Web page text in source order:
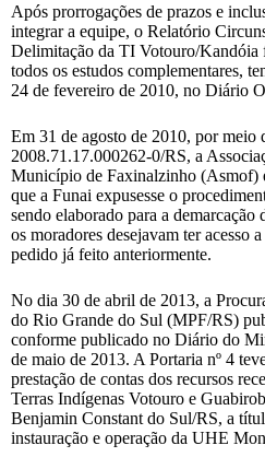
Após prorrogações de prazos e
integrar a equipe, o Relatório
Delimitação da TI Votouro/Kandóia
todos os estudos complementares,
24 de fevereiro de 2010, no Diário
Em 31 de agosto de 2010, por meio
2008.71.17.000262-0/RS, a
Município de Faxinalzinho (Asmof)
que a Funai expusesse o
sendo elaborado para a
os moradores desejavam ter acesso
pedido já feito anteriormente.
No dia 30 de abril de 2013, a
do Rio Grande do Sul (MPF/RS)
conforme publicado no Diário do
de maio de 2013. A Portaria nº 4
prestação de contas dos recursos
Terras Indígenas Votouro e
Benjamin Constant do Sul/RS, a
instauração e operação da UHE